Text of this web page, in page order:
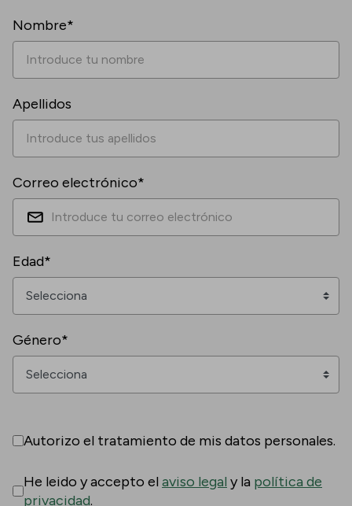
Nombre*
Apellidos
Correo electrónico*
Edad*
Género*
Autorizo el tratamiento de mis datos personales.
He leido y accepto elaviso legal y la política de
privacidad.